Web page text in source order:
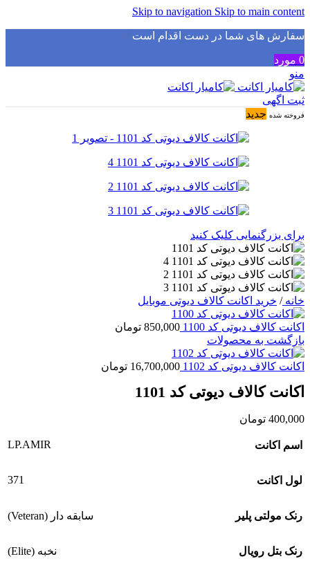
Skip to navigation Skip to main content
سفارش های شما در دست اقدام است✅
0 مورد
منو
ثبت اگهی
فروخته شده جدید
برای بزرگنمایی کلیک کنید
خانه/ خرید اکانت کالاف دیوتی موبایل
اکانت کالاف دیوتی کد 1100 850,000 تومان
بازگشت به محصولات
اکانت کالاف دیوتی کد 1102 16,700,000 تومان
اکانت کالاف دیوتی کد 1101
400,000 تومان
اسم اکانت LP.AMIR
لول اکانت 371
رنک مولتی پلیر سابقه دار (Veteran)
رنک بتل رویال نخبه (Elite)